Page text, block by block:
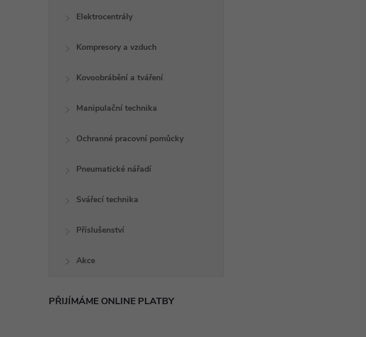
Elektrocentrály
Kompresory a vzduch
Kovoobrábění a tváření
Manipulační technika
Ochranné pracovní pomůcky
Pneumatické nářadí
Svářecí technika
Příslušenství
Akce
PŘIJÍMÁME ONLINE PLATBY